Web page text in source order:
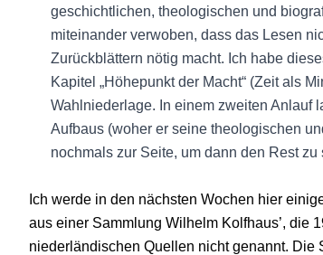
geschichtlichen, theologischen und
miteinander verwoben, dass das Lesen
Zurückblättern nötig macht. Ich habe
Kapitel „Höhepunkt der Macht“ (Zeit als
Wahlniederlage. In einem zweiten Anlauf
Aufbaus (woher er seine theologischen
nochmals zur Seite, um dann den Rest zu
Ich werde in den nächsten Wochen hier
aus einer Sammlung Wilhelm Kolfhaus’, die
niederländischen Quellen nicht genannt. Die